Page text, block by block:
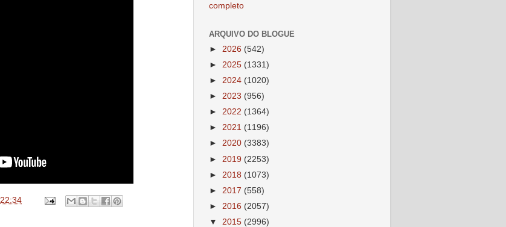
22:34
completo
ARQUIVO DO BLOGUE
► 2026 (542)
► 2025 (1331)
► 2024 (1020)
► 2023 (956)
► 2022 (1364)
► 2021 (1196)
► 2020 (3383)
► 2019 (2253)
► 2018 (1073)
► 2017 (558)
► 2016 (2057)
▼ 2015 (2996)